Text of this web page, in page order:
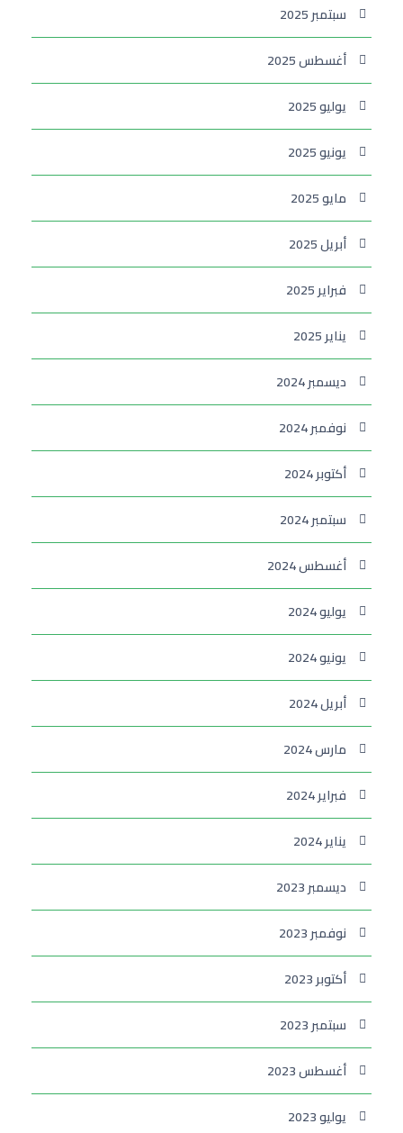
سبتمبر 2025
أغسطس 2025
يوليو 2025
يونيو 2025
مايو 2025
أبريل 2025
فبراير 2025
يناير 2025
ديسمبر 2024
نوفمبر 2024
أكتوبر 2024
سبتمبر 2024
أغسطس 2024
يوليو 2024
يونيو 2024
أبريل 2024
مارس 2024
فبراير 2024
يناير 2024
ديسمبر 2023
نوفمبر 2023
أكتوبر 2023
سبتمبر 2023
أغسطس 2023
يوليو 2023